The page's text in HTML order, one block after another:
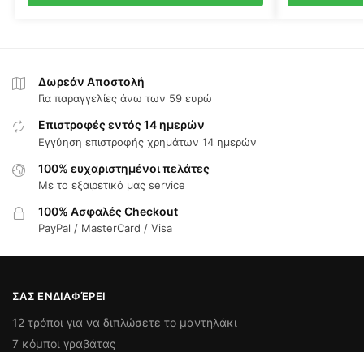
Δωρεάν Αποστολή
Για παραγγελίες άνω των 59 ευρώ
Επιστροφές εντός 14 ημερών
Εγγύηση επιστροφής χρημάτων 14 ημερών
100% ευχαριστημένοι πελάτες
Με το εξαιρετικό μας service
100% Ασφαλές Checkout
PayPal / MasterCard / Visa
ΣΑΣ ΕΝΔΙΑΦΈΡΕΙ
12 τρόποι για να διπλώσετε το μαντηλάκι
7 κόμποι γραβάτας